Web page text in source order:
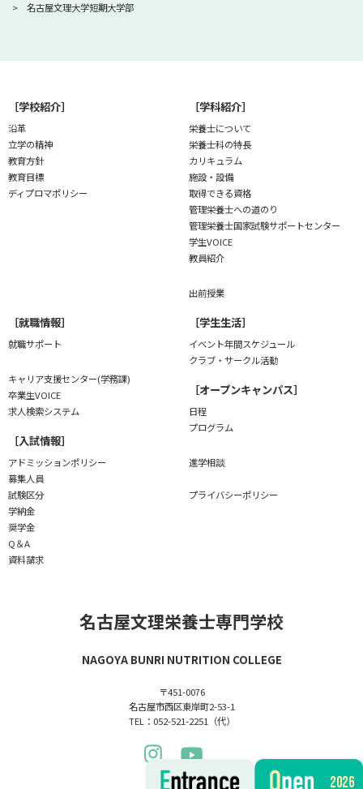
2026
名古屋文理大学短期大学部
［学校紹介］
沿革
立学の精神
教育方針
教育目標
ディプロマポリシー
［学科紹介］
栄養士について
栄養士科の特長
カリキュラム
施設・設備
取得できる資格
管理栄養士への道のり
管理栄養士国家試験サポートセンター
学生VOICE
教員紹介
出前授業
［就職情報］
就職サポート
キャリア支援センター(学務課)
卒業生VOICE
求人検索システム
［入試情報］
アドミッションポリシー
募集人員
試験区分
学納金
奨学金
Q＆A
資料請求
［学生生活］
イベント年間スケジュール
クラブ・サークル活動
［オープンキャンパス］
日程
プログラム
進学相談
プライバシーポリシー
名古屋文理栄養士専門学校
NAGOYA BUNRI NUTRITION COLLEGE
〒451-0076
名古屋市西区東岸町2-53-1
TEL：052-521-2251（代）